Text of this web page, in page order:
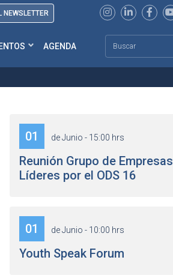
NEWSLETTER
AGENDA
01 de Junio - 15:00 hrs
Reunión Grupo de Empresas
Líderes por el ODS 16
01 de Junio - 10:00 hrs
Youth Speak Forum